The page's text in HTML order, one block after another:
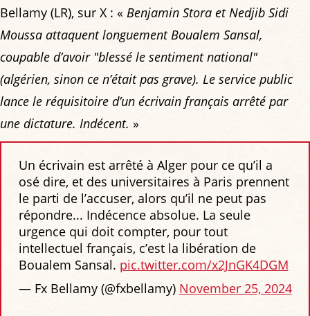
Bellamy (LR), sur X : « Benjamin Stora et Nedjib Sidi
Moussa attaquent longuement Boualem Sansal,
coupable d’avoir "blessé le sentiment national"
(algérien, sinon ce n’était pas grave). Le service public
lance le réquisitoire d’un écrivain français arrêté par
une dictature. Indécent. »
Un écrivain est arrêté à Alger pour ce qu’il a
osé dire, et des universitaires à Paris prennent
le parti de l’accuser, alors qu’il ne peut pas
répondre... Indécence absolue. La seule
urgence qui doit compter, pour tout
intellectuel français, c’est la libération de
Boualem Sansal. pic.twitter.com/x2JnGK4DGM
— Fx Bellamy (@fxbellamy) November 25, 2024